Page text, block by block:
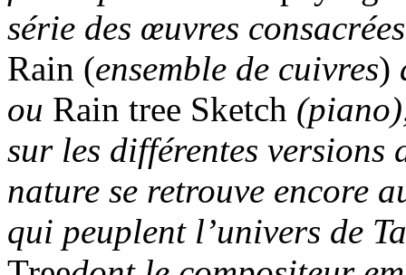
série des œuvres
Rain (ensemble de cuivres)
ou Rain tree Sketch
sur les différentes versions
nature se retrouve encore
qui peuplent l’univers de